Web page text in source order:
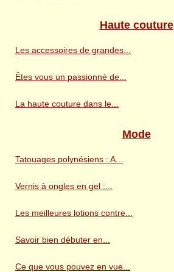
Haute couture
Les accessoires de grandes...
Êtes vous un passionné de...
La haute couture dans le...
Mode
Tatouages polynésiens : A...
Vernis à ongles en gel :...
Les meilleures lotions contre...
Savoir bien débuter en...
Ce que vous pouvez en vue...